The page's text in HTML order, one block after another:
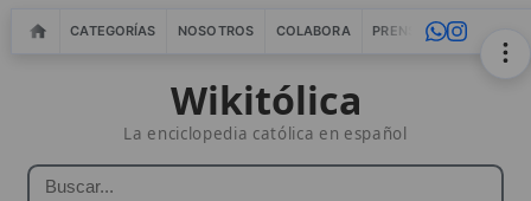
CATEGORÍAS NOSOTROS COLABORA PRENSA WEBMASTERS
Wikitólica
La enciclopedia católica en español